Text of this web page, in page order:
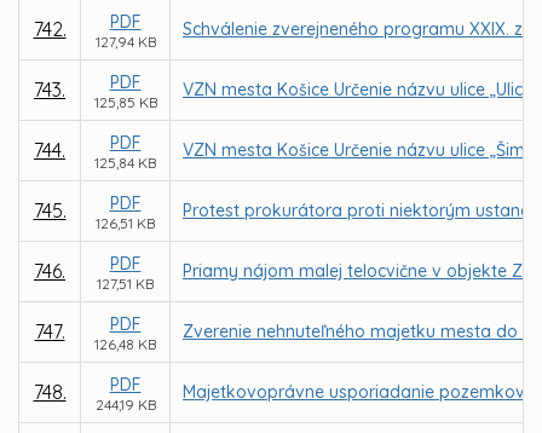
742. PDF
127,94 KB
Schválenie zverejneného programu XXIX.
743. PDF
125,85 KB
VZN mesta Košice Určenie názvu ulice „Ulica
744. PDF
125,84 KB
VZN mesta Košice Určenie názvu ulice
745. PDF
126,51 KB
Protest prokurátora proti niektorým
746. PDF
127,51 KB
Priamy nájom malej telocvične v objekte
747. PDF
126,48 KB
Zverenie nehnuteľného majetku mesta do
748. PDF
244,19 KB
Majetkovoprávne usporiadanie pozemkov